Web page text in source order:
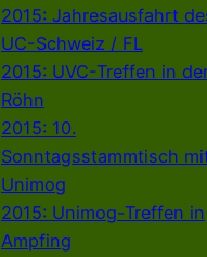
2015: Jahresausfahrt
UC-Schweiz / FL
2015: UVC-Treffen in
Röhn
2015: 10.
Sonntagsstammtisch
Unimog
2015: Unimog-Treffen in
Ampfing